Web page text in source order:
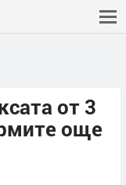
от 3
още